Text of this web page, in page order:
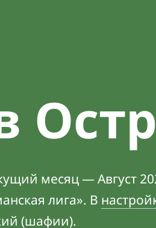
месяц — Август
лига». В
(шафии).